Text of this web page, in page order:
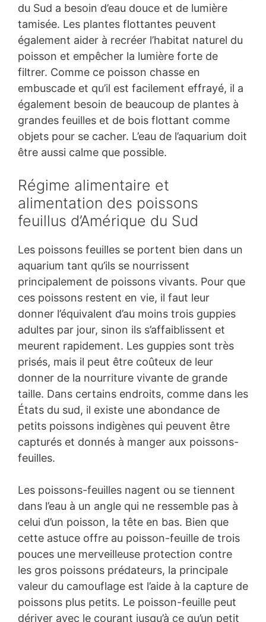
du Sud a besoin d’eau douce et de lumière
tamisée. Les plantes flottantes peuvent
également aider à recréer l’habitat naturel du
poisson et empêcher la lumière forte de
filtrer. Comme ce poisson chasse en
embuscade et qu’il est facilement effrayé, il a
également besoin de beaucoup de plantes à
grandes feuilles et de bois flottant comme
objets pour se cacher. L’eau de l’aquarium doit
être aussi calme que possible.
Régime alimentaire et
alimentation des poissons
feuillus d’Amérique du Sud
Les poissons feuilles se portent bien dans un
aquarium tant qu’ils se nourrissent
principalement de poissons vivants. Pour que
ces poissons restent en vie, il faut leur
donner l’équivalent d’au moins trois guppies
adultes par jour, sinon ils s’affaiblissent et
meurent rapidement. Les guppies sont très
prisés, mais il peut être coûteux de leur
donner de la nourriture vivante de grande
taille. Dans certains endroits, comme dans les
États du sud, il existe une abondance de
petits poissons indigènes qui peuvent être
capturés et donnés à manger aux poissons-
feuilles.
Les poissons-feuilles nagent ou se tiennent
dans l’eau à un angle qui ne ressemble pas à
celui d’un poisson, la tête en bas. Bien que
cette astuce offre au poisson-feuille de trois
pouces une merveilleuse protection contre
les gros poissons prédateurs, la principale
valeur du camouflage est l’aide à la capture de
poissons plus petits. Le poisson-feuille peut
dériver avec le courant jusqu’à ce qu’un petit